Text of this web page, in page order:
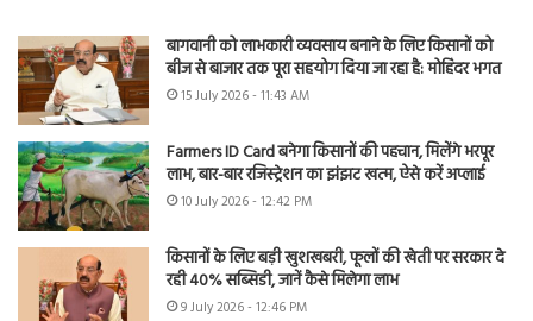
बागवानी को लाभकारी व्यवसाय बनाने के लिए किसानों को
बीज से बाजार तक पूरा सहयोग दिया जा रहा है: मोहिंदर भगत
15 July 2026 - 11:43 AM
Farmers ID Card बनेगा किसानों की पहचान, मिलेंगे भरपूर
लाभ, बार-बार रजिस्ट्रेशन का झंझट खत्म, ऐसे करें अप्लाई
10 July 2026 - 12:42 PM
किसानों के लिए बड़ी खुशखबरी, फूलों की खेती पर सरकार दे
रही 40% सब्सिडी, जानें कैसे मिलेगा लाभ
9 July 2026 - 12:46 PM